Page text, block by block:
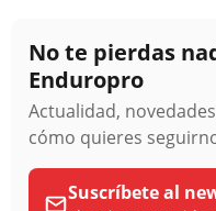
No te pierdas
Enduropro
Actualidad,
cómo quieres
Suscríbete al